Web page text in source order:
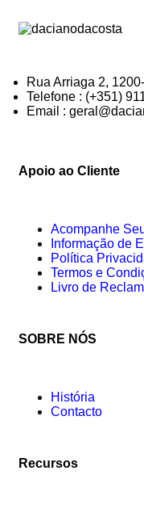
Rua Arriaga 2,
Telefone : (+351)
Email :
Apoio ao Cliente
Acompanhe
Informação de
Política
Termos e
Livro de
SOBRE NÓS
História
Contacto
Recursos